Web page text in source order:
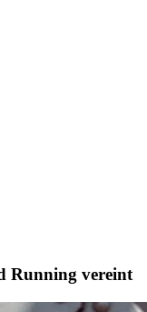
Running vereint